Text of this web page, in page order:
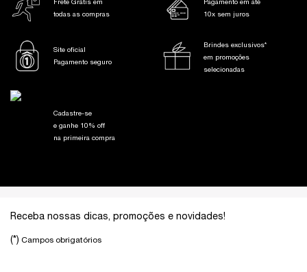
Frete Grátis em
todas as compras
Pagamento em até
10x sem juros
Site oficial
Pagamento seguro
Brindes exclusivos*
em promoções
selecionadas
Cadastre-se
e ganhe 10% off
na primeira compra
Receba nossas dicas, promoções e novidades!
(*) Campos obrigatórios